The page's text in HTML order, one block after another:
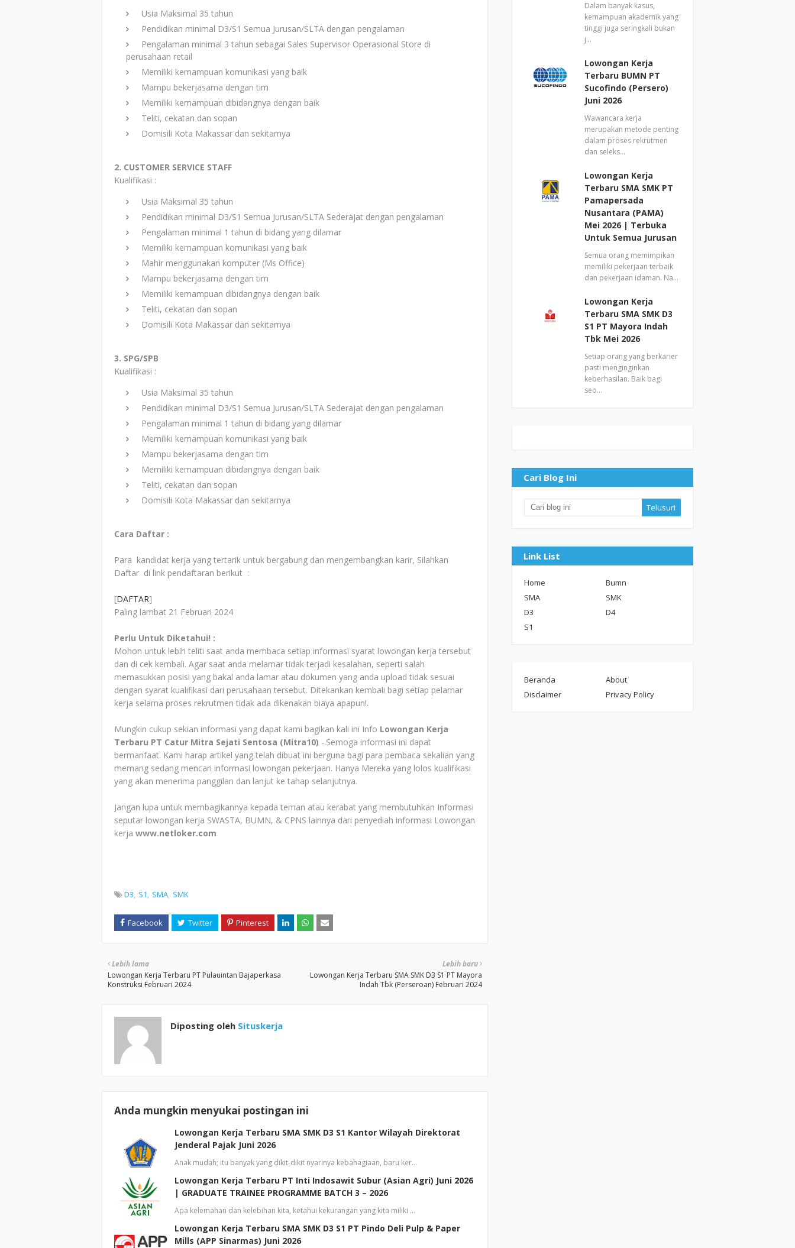
Usia Maksimal 35 tahun
Pendidikan minimal D3/S1 Semua Jurusan/SLTA dengan pengalaman
Pengalaman minimal 3 tahun sebagai Sales Supervisor Operasional Store di
perusahaan retail
Memiliki kemampuan komunikasi yang baik
Mampu bekerjasama dengan tim
Memiliki kemampuan dibidangnya dengan baik
Teliti, cekatan dan sopan
Domisili Kota Makassar dan sekitarnya
2. CUSTOMER SERVICE STAFF
Kualifikasi :
Usia Maksimal 35 tahun
Pendidikan minimal D3/S1 Semua Jurusan/SLTA Sederajat dengan pengalaman
Pengalaman minimal 1 tahun di bidang yang dilamar
Memiliki kemampuan komunikasi yang baik
Mahir menggunakan komputer (Ms Office)
Mampu bekerjasama dengan tim
Memiliki kemampuan dibidangnya dengan baik
Teliti, cekatan dan sopan
Domisili Kota Makassar dan sekitarnya
3. SPG/SPB
Kualifikasi :
Usia Maksimal 35 tahun
Pendidikan minimal D3/S1 Semua Jurusan/SLTA Sederajat dengan pengalaman
Pengalaman minimal 1 tahun di bidang yang dilamar
Memiliki kemampuan komunikasi yang baik
Mampu bekerjasama dengan tim
Memiliki kemampuan dibidangnya dengan baik
Teliti, cekatan dan sopan
Domisili Kota Makassar dan sekitarnya
Cara Daftar :
Para kandidat kerja yang tertarik untuk bergabung dan mengembangkan karir, Silahkan
Daftar di link pendaftaran berikut :
[DAFTAR]
Paling lambat 21 Februari 2024
Perlu Untuk Diketahui! :
Mohon untuk lebih teliti saat anda membaca setiap informasi syarat lowongan kerja tersebut
dan di cek kembali. Agar saat anda melamar tidak terjadi kesalahan, seperti salah
memasukkan posisi yang bakal anda lamar atau dokumen yang anda upload tidak sesuai
dengan syarat kualifikasi dari perusahaan tersebut. Ditekankan kembali bagi setiap pelamar
kerja selama proses rekrutmen tidak ada dikenakan biaya apapun!.
Mungkin cukup sekian informasi yang dapat kami bagikan kali ini Info Lowongan Kerja
Terbaru PT Catur Mitra Sejati Sentosa (Mitra10) -.Semoga informasi ini dapat
bermanfaat. Kami harap artikel yang telah dibuat ini berguna bagi para pembaca sekalian yang
memang sedang mencari informasi lowongan pekerjaan. Hanya Mereka yang lolos kualifikasi
yang akan menerima panggilan dan lanjut ke tahap selanjutnya.
Jangan lupa untuk membagikannya kepada teman atau kerabat yang membutuhkan Informasi
seputar lowongan kerja SWASTA, BUMN, & CPNS lainnya dari penyediah informasi Lowongan
kerja www.netloker.com
D3 S1 SMA SMK
Lebih baru
Lowongan Kerja Terbaru SMA SMK D3 S1 PT Mayora
Indah Tbk (Perseroan) Februari 2024
Lebih lama
Lowongan Kerja Terbaru PT Pulauintan Bajaperkasa
Konstruksi Februari 2024
Diposting oleh Situskerja
Anda mungkin menyukai postingan ini
Lowongan Kerja Terbaru SMA SMK D3 S1 Kantor Wilayah Direktorat
Jenderal Pajak Juni 2026
Anak mudah; itu banyak yang dikit-dikit nyarinya kebahagiaan, baru ker…
Lowongan Kerja Terbaru PT Inti Indosawit Subur (Asian Agri) Juni 2026
| GRADUATE TRAINEE PROGRAMME BATCH 3 – 2026
Apa kelemahan dan kelebihan kita, ketahui kekurangan yang kita miliki …
Lowongan Kerja Terbaru SMA SMK D3 S1 PT Pindo Deli Pulp & Paper
Mills (APP Sinarmas) Juni 2026
Dalam banyak kasus,
kemampuan akademik yang
tinggi juga seringkali bukan
j…
Lowongan Kerja
Terbaru BUMN PT
Sucofindo (Persero)
Juni 2026
Wawancara kerja
merupakan metode penting
dalam proses rekrutmen
dan seleks…
Lowongan Kerja
Terbaru SMA SMK PT
Pamapersada
Nusantara (PAMA)
Mei 2026 | Terbuka
Untuk Semua Jurusan
Semua orang memimpikan
memiliki pekerjaan terbaik
dan pekerjaan idaman. Na…
Lowongan Kerja
Terbaru SMA SMK D3
S1 PT Mayora Indah
Tbk Mei 2026
Setiap orang yang berkarier
pasti menginginkan
keberhasilan. Baik bagi
seo…
Cari Blog Ini
Link List
Home
Bumn
SMA
SMK
D3
D4
S1
Beranda
About
Disclaimer
Privacy Policy